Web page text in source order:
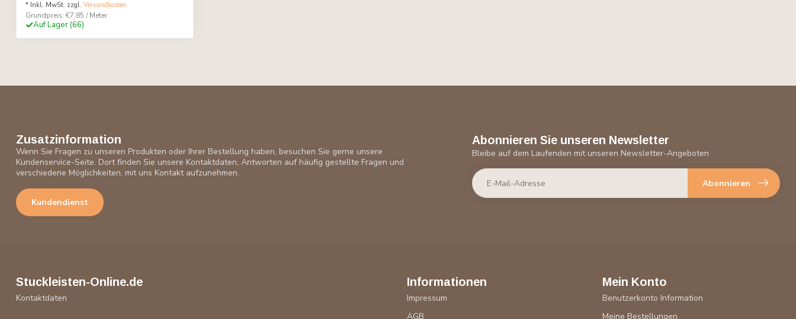
* Inkl. MwSt. zzgl. Versandkosten
Grundpreis: €7,85 / Meter
Auf Lager (66)
Zusatzinformation
Wenn Sie Fragen zu unseren Produkten oder Ihrer Bestellung haben, besuchen Sie gerne unsere
Kundenservice-Seite. Dort finden Sie unsere Kontaktdaten, Antworten auf häufig gestellte Fragen und
verschiedene Möglichkeiten, mit uns Kontakt aufzunehmen.
Kundendienst
Abonnieren Sie unseren Newsletter
Bleibe auf dem Laufenden mit unseren Newsletter-Angeboten
Abonnieren
Stuckleisten-Online.de
Kontaktdaten
Informationen
Impressum
AGB
Mein Konto
Benutzerkonto Information
Meine Bestellungen